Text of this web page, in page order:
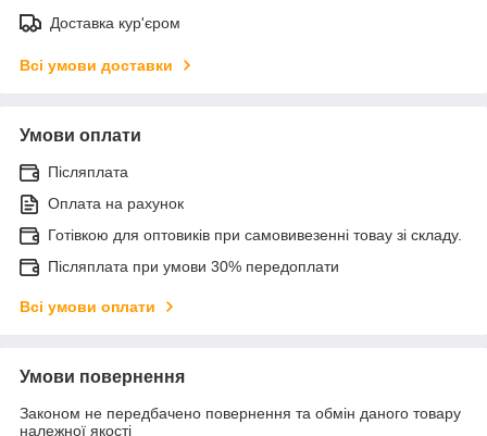
Доставка кур'єром
Всі умови доставки
Умови оплати
Післяплата
Оплата на рахунок
Готівкою для оптовиків при самовивезенні товау зі складу.
Післяплата при умови 30% передоплати
Всі умови оплати
Умови повернення
Законом не передбачено повернення та обмін даного товару
належної якості